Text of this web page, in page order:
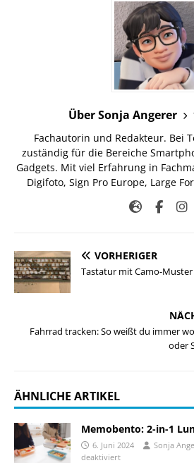
Über Sonja Angerer
Fachautorin und Redakteur. Bei
zuständig für die Bereiche
Gadgets. Mit viel Erfahrung in
Digifoto, Sign Pro Europe, Large
VORHERIGER
Tastatur mit Camo-
Fahrrad tracken: So weißt du immer
oder
ÄHNLICHE ARTIKEL
Memobento: 2-in-1
6. Juni 2024 Sonja
deaktiviert